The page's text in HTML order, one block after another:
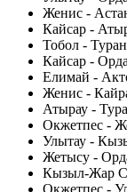
Женис -
Кайсар -
Тобол - Туран
Кайсар -
Елимай -
Женис -
Атырау -
Окжетпес -
Улытау -
Жетысу -
Кызыл-Жар